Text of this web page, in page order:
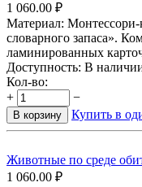
1 060.00 ₽
Материал:
словарного запаса».
ламинированных
Доступность: В
Кол-во:
+
−
В корзину Купить в
Животные по среде
1 060.00 ₽